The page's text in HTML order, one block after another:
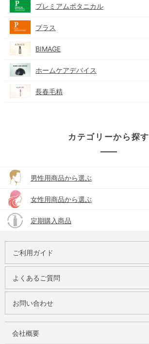
プレミアムボタニカル
プラス
BIMAGE
ホームケアデバイス
長春毛精
カテゴリーから探す
男性用商品から選ぶ
女性用商品から選ぶ
定期購入商品
ご利用ガイド
よくあるご質問
お問い合わせ
会社概要